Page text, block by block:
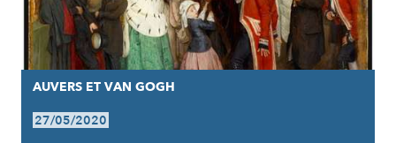
AUVERS ET VAN GOGH
27/05/2020